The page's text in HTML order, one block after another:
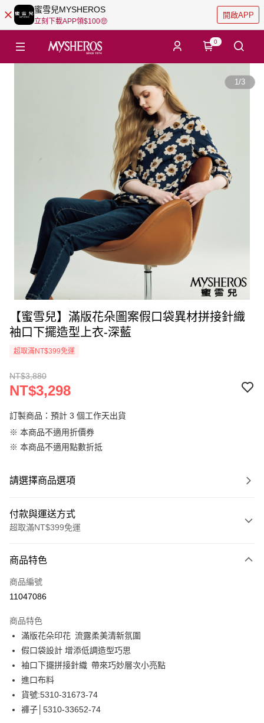
蜜雪兒MYSHEROS
立刻下載APP領$100🤑
開啟APP
0
1/3
【蜜雪兒】滿版花朵圖案假口袋異材拼接針織
袖口下擺造型上衣-深藍
超取滿NT$399免運
NT$3,880
NT$3,298
訂製商品：預計 3 個工作天出貨
※ 本商品不適用折價券
※ 本商品不適用點數折抵
請選擇商品選項
付款與運送方式
超取滿NT$399免運
信用卡一次付款
信用卡分期付款
合作金庫商業銀行
華南商業銀行
上海商業儲蓄銀行
國泰世華商業銀行
兆豐國際商業銀行
臺灣中小企業銀行
匯豐（台灣）商業銀行
聯邦商業銀行
元大商業銀行
LINE Pay
Apple Pay
街口支付
悠遊付
全盈+PAY
商品特色
商品編號
11047086
商品特色
滿版花朵印花 流露柔美清新氛圍
假口袋設計 增添低調造型巧思
袖口下擺拼接針織 帶來巧妙層次小亮點
進口布料
貨號:5310-31673-74
褲子│5310-33652-74